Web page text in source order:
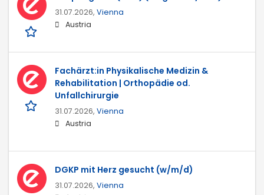
31.07.2026, Vienna
Austria
Fachärzt:in Physikalische Medizin &
Rehabilitation | Orthopädie od.
Unfallchirurgie
31.07.2026, Vienna
Austria
DGKP mit Herz gesucht (w/m/d)
31.07.2026, Vienna